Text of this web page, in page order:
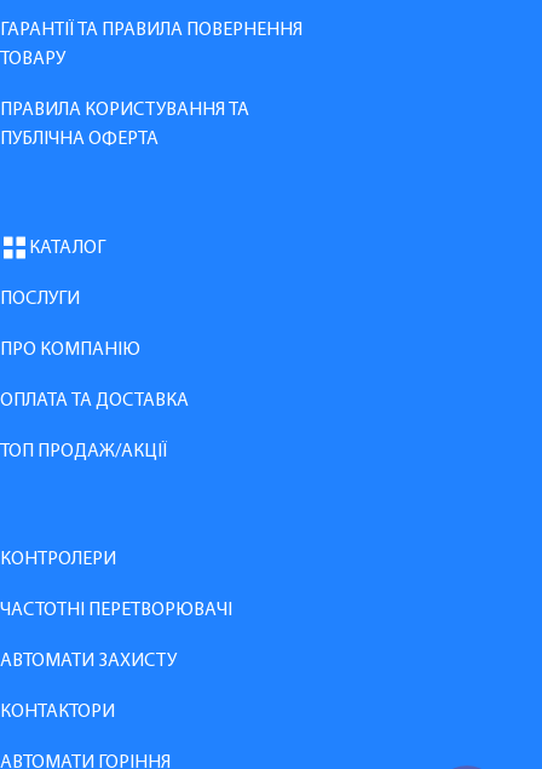
ГАРАНТІЇ ТА ПРАВИЛА ПОВЕРНЕННЯ
ТОВАРУ
ПРАВИЛА КОРИСТУВАННЯ ТА
ПУБЛІЧНА ОФЕРТА
КАТАЛОГ
ПОСЛУГИ
ПРО КОМПАНІЮ
ОПЛАТА ТА ДОСТАВКА
ТОП ПРОДАЖ/АКЦІЇ
КОНТРОЛЕРИ
ЧАСТОТНІ ПЕРЕТВОРЮВАЧІ
АВТОМАТИ ЗАХИСТУ
КОНТАКТОРИ
АВТОМАТИ ГОРІННЯ